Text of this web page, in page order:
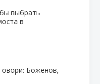
выбрать
в
Боженов,